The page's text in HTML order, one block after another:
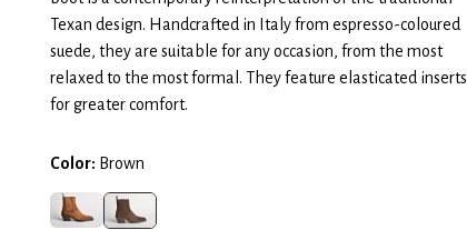
Texan design. Handcrafted in Italy from espresso-coloured
suede, they are suitable for any occasion, from the most
relaxed to the most formal. They feature elasticated inserts
for greater comfort.
Color: Brown